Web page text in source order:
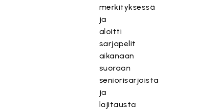
merkityksessä
ja
aloitti
sarjapelit
aikanaan
suoraan
seniorisarjoista
ja
lajitausta